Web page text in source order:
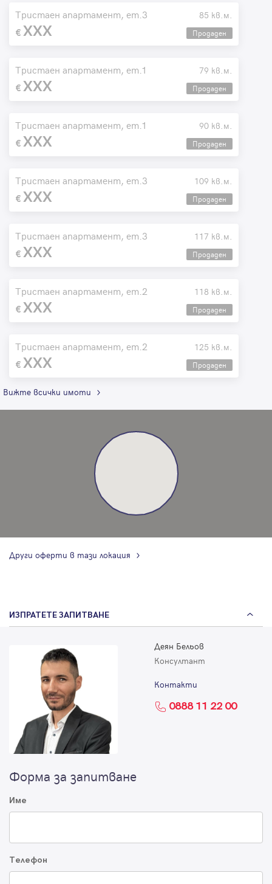
Тристаен апартамент, ет.3 85 кв.м.
XXX Продаден
Тристаен апартамент, ет.1 79 кв.м.
XXX Продаден
Тристаен апартамент, ет.1 90 кв.м.
XXX Продаден
Тристаен апартамент, ет.3 109 кв.м.
XXX Продаден
Тристаен апартамент, ет.3 117 кв.м.
XXX Продаден
Тристаен апартамент, ет.2 118 кв.м.
XXX Продаден
Тристаен апартамент, ет.2 125 кв.м.
XXX Продаден
Вижте всички имоти
Други оферти в тази локация
ИЗПРАТЕТЕ ЗАПИТВАНЕ
Деян Бельов
Консултант
Контакти
0888 11 22 00
Форма за запитване
Име
Телефон